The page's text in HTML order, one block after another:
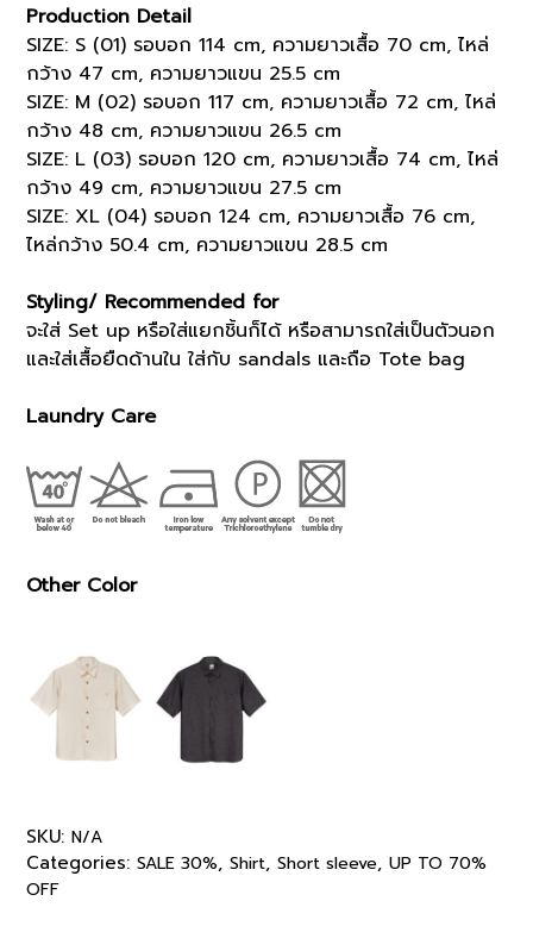
Production Detail
SIZE: S (01) รอบอก 114 cm, ความยาวเสื้อ 70 cm, ไหล่
กว้าง 47 cm, ความยาวแขน 25.5 cm
SIZE: M (02) รอบอก 117 cm, ความยาวเสื้อ 72 cm, ไหล่
กว้าง 48 cm, ความยาวแขน 26.5 cm
SIZE: L (03) รอบอก 120 cm, ความยาวเสื้อ 74 cm, ไหล่
กว้าง 49 cm, ความยาวแขน 27.5 cm
SIZE: XL (04) รอบอก 124 cm, ความยาวเสื้อ 76 cm,
ไหล่กว้าง 50.4 cm, ความยาวแขน 28.5 cm
Styling/ Recommended for
จะใส่ Set up หรือใส่แยกชิ้นก็ได้ หรือสามารถใส่เป็นตัวนอก
และใส่เสื้อยืดด้านใน ใส่กับ sandals และถือ Tote bag
Laundry Care
Other Color
SKU: N/A
Categories: SALE 30%, Shirt, Short sleeve, UP TO 70%
OFF